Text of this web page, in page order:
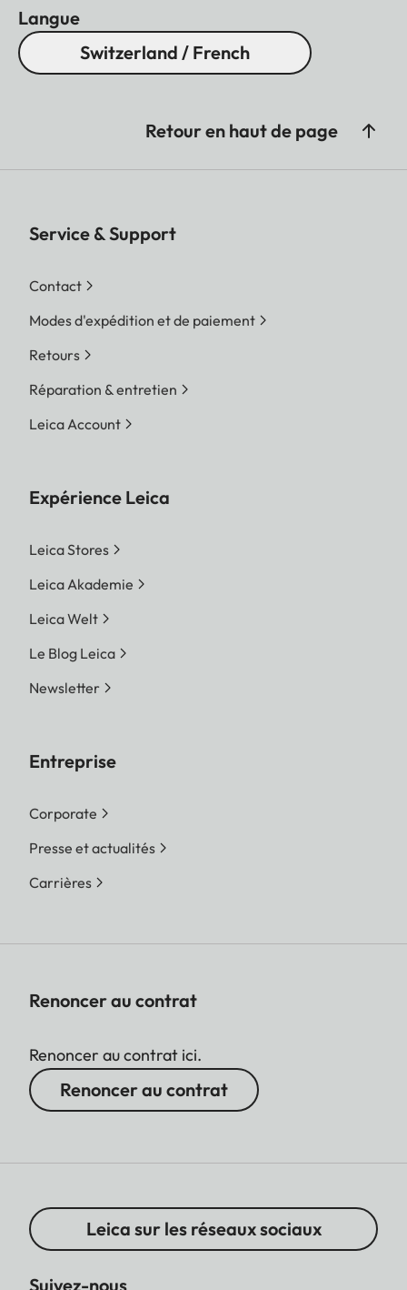
Langue
Switzerland / French
Retour en haut de page
Service & Support
Contact
Modes d'expédition et de paiement
Retours
Réparation & entretien
Leica Account
Expérience Leica
Leica Stores
Leica Akademie
Leica Welt
Le Blog Leica
Newsletter
Entreprise
Corporate
Presse et actualités
Carrières
Renoncer au contrat
Renoncer au contrat ici.
Renoncer au contrat
Leica sur les réseaux sociaux
Suivez-nous